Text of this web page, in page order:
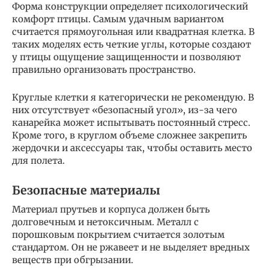
Форма конструкции определяет психологический
комфорт птицы. Самым удачным вариантом
считается прямоугольная или квадратная клетка. В
таких моделях есть четкие углы, которые создают
у птицы ощущение защищенности и позволяют
правильно организовать пространство.
Круглые клетки я категорически не рекомендую. В
них отсутствует «безопасный угол», из-за чего
канарейка может испытывать постоянный стресс.
Кроме того, в круглом объеме сложнее закрепить
жердочки и аксессуары так, чтобы оставить место
для полета.
Безопасные материалы
Материал прутьев и корпуса должен быть
долговечным и нетоксичным. Металл с
порошковым покрытием считается золотым
стандартом. Он не ржавеет и не выделяет вредных
веществ при обгрызании.